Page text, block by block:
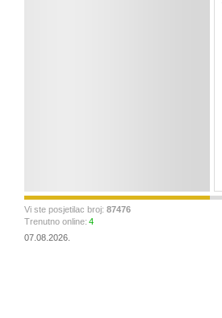
Vi ste posjetilac broj: 87476
Trenutno online: 4
07.08.2026.